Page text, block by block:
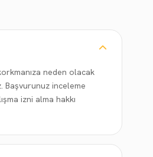
neden olacak
Başvurunuz inceleme
izni alma hakkı